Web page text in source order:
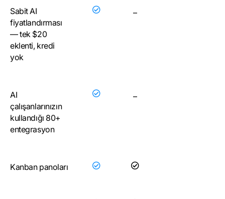
Sabit AI
fiyatlandırması
— tek $20
eklenti, kredi
yok
–
AI
çalışanlarınızın
kullandığı 80+
entegrasyon
–
Kanban panoları